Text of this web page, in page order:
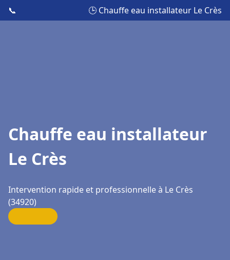
📞 🕒 Chauffe eau installateur Le Crès
Chauffe eau installateur
Le Crès
Intervention rapide et professionnelle à Le Crès
(34920)